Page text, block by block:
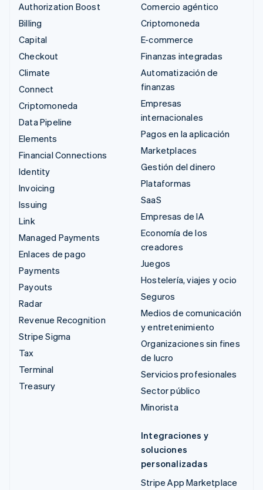
Authorization Boost
Billing
Capital
Checkout
Climate
Connect
Criptomoneda
Data Pipeline
Elements
Financial Connections
Identity
Invoicing
Issuing
Link
Managed Payments
Enlaces de pago
Payments
Payouts
Radar
Revenue Recognition
Stripe Sigma
Tax
Terminal
Treasury
Comercio agéntico
Criptomoneda
E-commerce
Finanzas integradas
Automatización de
finanzas
Empresas
internacionales
Pagos en la aplicación
Marketplaces
Gestión del dinero
Plataformas
SaaS
Empresas de IA
Economía de los
creadores
Juegos
Hostelería, viajes y ocio
Seguros
Medios de comunicación
y entretenimiento
Organizaciones sin fines
de lucro
Servicios profesionales
Sector público
Minorista
Integraciones y
soluciones
personalizadas
Stripe App Marketplace